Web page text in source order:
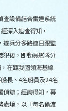
查設備結合雷達系統
深入追查得知，
遂兵分多路連日跟監
犯後，即動員艦隊分
在距我國領海基線
長、4名船員及24名
偵辦；經詢得知，幕
處境，以「每名偷渡